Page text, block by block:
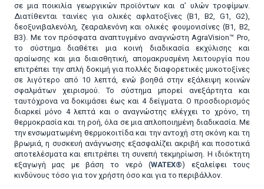
σε μια ποικιλία γεωργικών προϊόντων και α’ υλών τροφίμων.
Διατίθενται ταινίες για ολικές αφλατοξίνες (B1, B2, G1, G2),
δεοξυνιβαλενόλη, ζεαραλενόνη και ολικές φουμονισίνες (B1, B2,
B3). Με τον πρόσφατα αναπτυγμένο αναγνώστη AgraVision™ Pro,
το σύστημα διαθέτει μια κοινή διαδικασία εκχύλισης και
αραίωσης και μια διαισθητική, απομακρυσμένη λειτουργία που
επιτρέπει την απλή δοκιμή για πολλές διαφορετικές μυκοτοξίνες
σε λιγότερο από 10 λεπτά, ενώ βοηθά στην εξάλειψη κοινών
σφαλμάτων χειρισμού. Το σύστημα μπορεί ανεξάρτητα και
ταυτόχρονα να δοκιμάσει έως και 4 δείγματα. Ο προσδιορισμός
διαρκεί μόνο 4 λεπτά και ο αναγνώστης ελέγχει το χρόνο, τη
θερμοκρασία και τη ροή, όλα σε μια απλοποιημένη διαδικασία. Με
την ενσωματωμένη θερμοκοιτίδα και την αντοχή στη σκόνη και τη
βρωμιά, η συσκευή ανάγνωσης εξασφαλίζει ακριβή και ποσοτικά
αποτελέσματα και επιτρέπει τη συνεπή τεκμηρίωση. Η ιδιόκτητη
εξαγωγή μας με βάση το νερό (WATEX®) εξαλείφει τους
κινδύνους τόσο για τον χρήστη όσο και για το περιβάλλον.